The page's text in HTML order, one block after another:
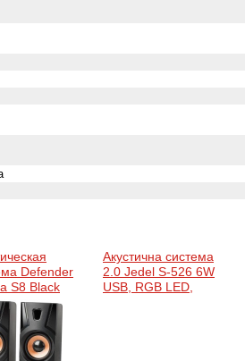
Defender
S8 Black
Акустична система
2.0 Jedel S-526 6W
USB, RGB LED,